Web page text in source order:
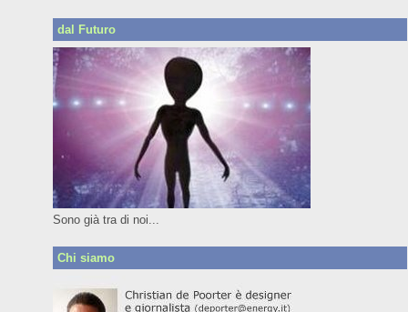
dal Futuro
Sono già tra di noi...
Chi siamo